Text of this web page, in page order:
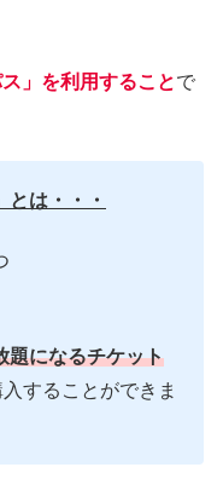
」を利用することで
とは・・・
題になるチケット
することができま